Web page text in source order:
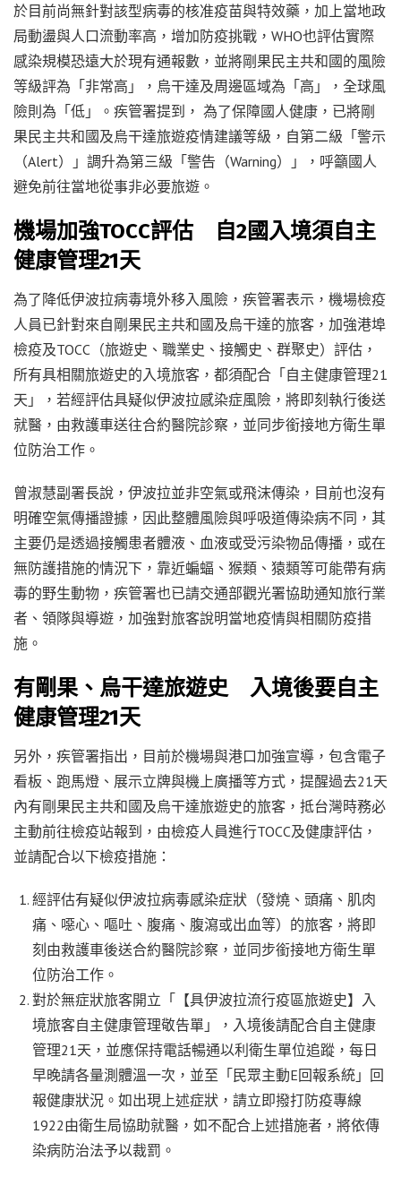
於目前尚無針對該型病毒的核准疫苗與特效藥，加上當地政
局動盪與人口流動率高，增加防疫挑戰，WHO也評估實際
感染規模恐遠大於現有通報數，並將剛果民主共和國的風險
等級評為「非常高」，烏干達及周邊區域為「高」，全球風
險則為「低」。疾管署提到， 為了保障國人健康，已將剛
果民主共和國及烏干達旅遊疫情建議等級，自第二級「警示
（Alert）」調升為第三級「警告（Warning）」，呼籲國人
避免前往當地從事非必要旅遊。
機場加強TOCC評估 自2國入境須自主
健康管理21天
為了降低伊波拉病毒境外移入風險，疾管署表示，機場檢疫
人員已針對來自剛果民主共和國及烏干達的旅客，加強港埠
檢疫及TOCC（旅遊史、職業史、接觸史、群聚史）評估，
所有具相關旅遊史的入境旅客，都須配合「自主健康管理21
天」，若經評估具疑似伊波拉感染症風險，將即刻執行後送
就醫，由救護車送往合約醫院診察，並同步銜接地方衛生單
位防治工作。
曾淑慧副署長說，伊波拉並非空氣或飛沫傳染，目前也沒有
明確空氣傳播證據，因此整體風險與呼吸道傳染病不同，其
主要仍是透過接觸患者體液、血液或受污染物品傳播，或在
無防護措施的情況下，靠近蝙蝠、猴類、猿類等可能帶有病
毒的野生動物，疾管署也已請交通部觀光署協助通知旅行業
者、領隊與導遊，加強對旅客說明當地疫情與相關防疫措
施。
有剛果、烏干達旅遊史 入境後要自主
健康管理21天
另外，疾管署指出，目前於機場與港口加強宣導，包含電子
看板、跑馬燈、展示立牌與機上廣播等方式，提醒過去21天
內有剛果民主共和國及烏干達旅遊史的旅客，抵台灣時務必
主動前往檢疫站報到，由檢疫人員進行TOCC及健康評估，
並請配合以下檢疫措施：
經評估有疑似伊波拉病毒感染症狀（發燒、頭痛、肌肉
痛、噁心、嘔吐、腹痛、腹瀉或出血等）的旅客，將即
刻由救護車後送合約醫院診察，並同步銜接地方衛生單
位防治工作。
對於無症狀旅客開立「【具伊波拉流行疫區旅遊史】入
境旅客自主健康管理敬告單」，入境後請配合自主健康
管理21天，並應保持電話暢通以利衛生單位追蹤，每日
早晚請各量測體溫一次，並至「民眾主動E回報系統」回
報健康狀況。如出現上述症狀，請立即撥打防疫專線
1922由衛生局協助就醫，如不配合上述措施者，將依傳
染病防治法予以裁罰。